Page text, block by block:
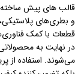
قالب های پیش ساخته
و بطری‌های
قطعات با کمک
در نهایت به
می‌شوند. استفاده از